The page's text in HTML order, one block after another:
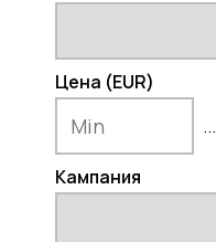
Цена (EUR)
...
Кампания